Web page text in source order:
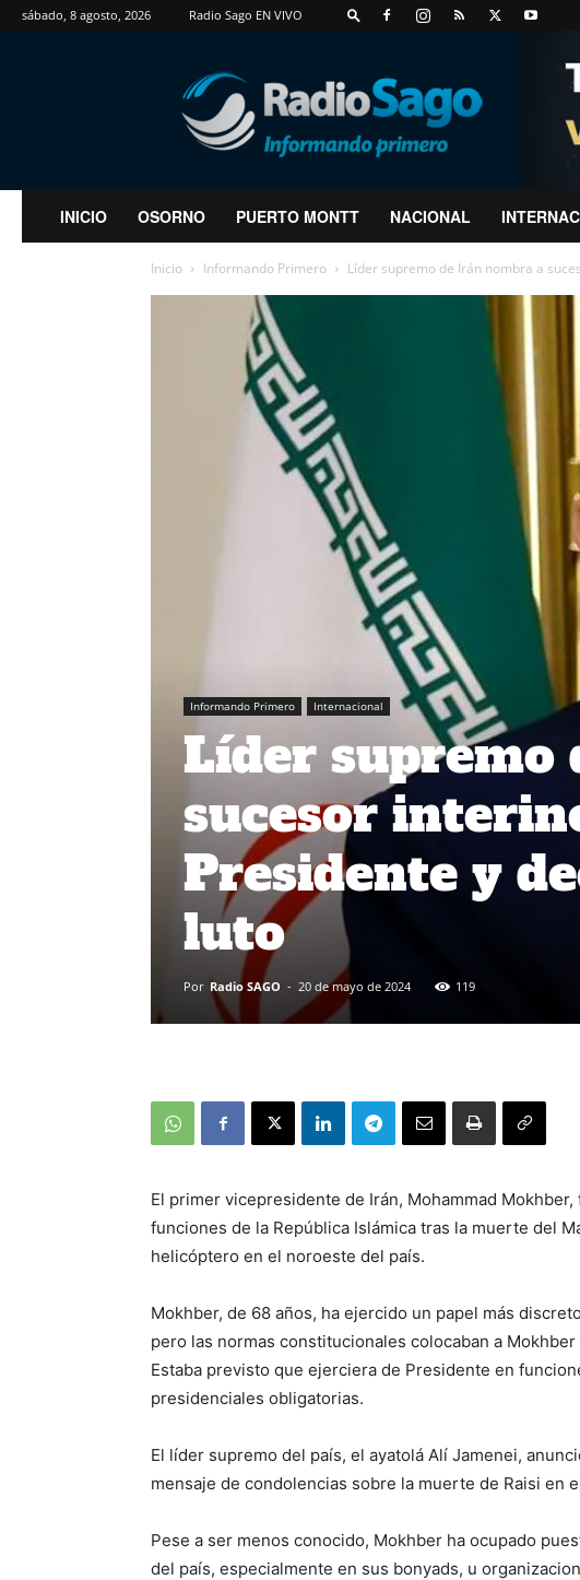
sábado, 8 agosto, 2026 Radio Sago EN VIVO
RadioSago
INICIO OSORNO PUERTO MONTT NACIONAL
Inicio Informando Primero Líder supremo de Irán nombra a
Informando Primero Internacional
Líder supremo
sucesor
Presidente y
luto
Por Radio SAGO - 20 de mayo de 2024 119
El primer vicepresidente de Irán, Mohammad
funciones de la República Islámica tras la muerte del
helicóptero en el noroeste del país.
Mokhber, de 68 años, ha ejercido un papel más
pero las normas constitucionales colocaban a
Estaba previsto que ejerciera de Presidente en
presidenciales obligatorias.
El líder supremo del país, el ayatolá Alí Jamenei,
mensaje de condolencias sobre la muerte de Raisi en
Pese a ser menos conocido, Mokhber ha ocupado
del país, especialmente en sus bonyads, u